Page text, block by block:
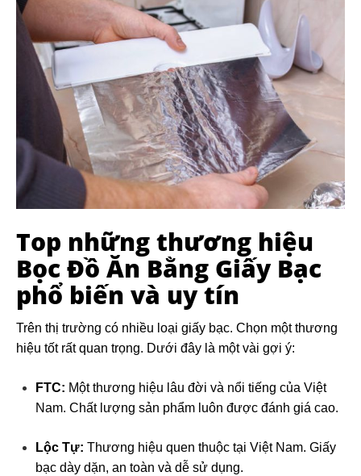
Top những thương hiệu
Bọc Đồ Ăn Bằng Giấy Bạc
phổ biến và uy tín
Trên thị trường có nhiều loại giấy bạc. Chọn một thương
hiệu tốt rất quan trọng. Dưới đây là một vài gợi ý:
FTC: Một thương hiệu lâu đời và nổi tiếng của Việt
Nam. Chất lượng sản phẩm luôn được đánh giá cao.
Lộc Tự: Thương hiệu quen thuộc tại Việt Nam. Giấy
bạc dày dặn, an toàn và dễ sử dụng.